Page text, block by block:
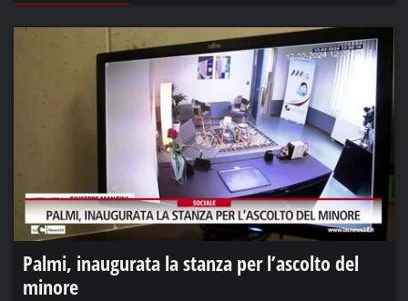
Palmi, inaugurata la stanza per l’ascolto del
minore